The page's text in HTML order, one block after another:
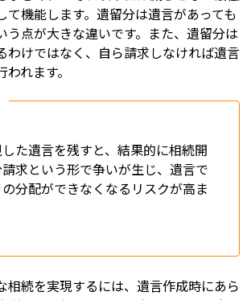
て機能します。遺留分は遺言があっても
う点が大きな違いです。また、遺留分は
わけではなく、自ら請求しなければ遺言
れます。
た遺言を残すと、結果的に相続開
求という形で争いが生じ、遺言で
分配ができなくなるリスクが高ま
相続を実現するには、遺言作成時にあら